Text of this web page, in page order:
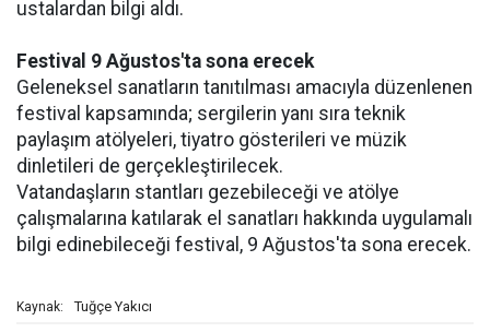
ustalardan bilgi aldı.
Festival 9 Ağustos'ta sona erecek
Geleneksel sanatların tanıtılması amacıyla düzenlenen
festival kapsamında; sergilerin yanı sıra teknik
paylaşım atölyeleri, tiyatro gösterileri ve müzik
dinletileri de gerçekleştirilecek.
Vatandaşların stantları gezebileceği ve atölye
çalışmalarına katılarak el sanatları hakkında uygulamalı
bilgi edinebileceği festival, 9 Ağustos'ta sona erecek.
Kaynak: Tuğçe Yakıcı